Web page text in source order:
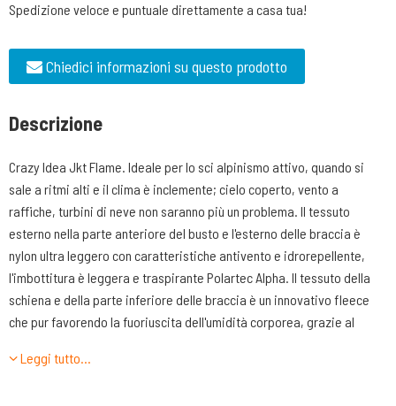
Spedizione veloce e puntuale direttamente a casa tua!
Chiedici informazioni su questo prodotto
Descrizione
Crazy Idea Jkt Flame. Ideale per lo sci alpinismo attivo, quando si
sale a ritmi alti e il clima è inclemente; cielo coperto, vento a
raffiche, turbini di neve non saranno più un problema. Il tessuto
esterno nella parte anteriore del busto e l'esterno delle braccia è
nylon ultra leggero con caratteristiche antivento e idrorepellente,
l'imbottitura è leggera e traspirante Polartec Alpha. Il tessuto della
schiena e della parte inferiore delle braccia è un innovativo fleece
che pur favorendo la fuoriuscita dell'umidità corporea, grazie al
dalle intemperie, rimanendo sempre in forma, senza stropicciarsi. Il
Leggi tutto…